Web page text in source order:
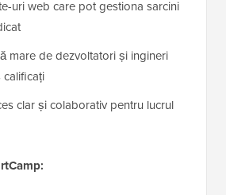
uri web care pot gestiona sarcini
mare de dezvoltatori și ingineri
calificați
clar și colaborativ pentru lucrul